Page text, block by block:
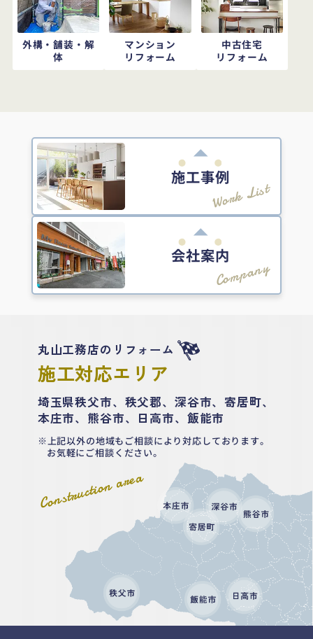
外構・舗装・解
体
マンション
リフォーム
中古住宅
リフォーム
施工事例
Work List
会社案内
Company
Construction area
丸山工務店のリフォーム
施工対応エリア
埼玉県秩父市、秩父郡、深谷市、寄居町、
本庄市、熊谷市、日高市、飯能市
上記以外の地域もご相談により対応しております。
お気軽にご相談ください。